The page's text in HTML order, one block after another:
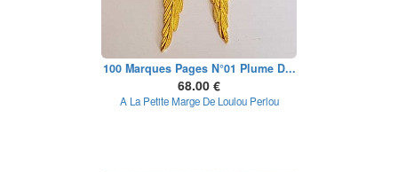
100 Marques Pages N°01 Plume D...
68.00 €
A La Petite Marge De Loulou Perlou